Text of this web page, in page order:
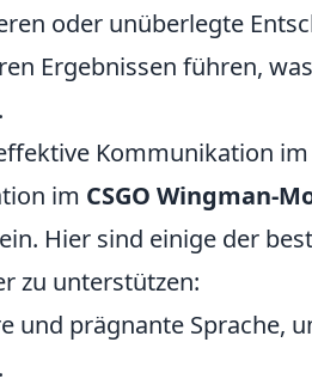
oder unüberlegte
Ergebnissen führen,
Kommunikation
im CSGO Wingman-
Hier sind einige der
zu unterstützen:
und prägnante Sprache,